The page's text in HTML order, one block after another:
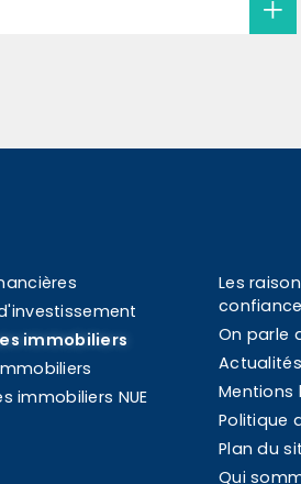
immobiliers
immobiliers NUE
Les
confiance
On parle
Actualités
Mentions
Politique
Plan du
Qui